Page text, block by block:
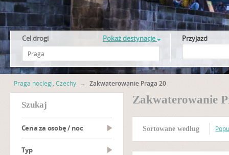
Cel drogi Pokaż destynacje Przyjazd
Praga noclegi, Czechy → Zakwaterowanie Praga 20
szukaj
Cena za osobę / noc
Typ
Zakwaterowanie
Sortowane według